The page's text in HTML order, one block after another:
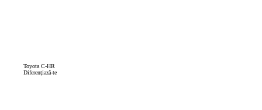
Toyota C-HR
Diferențiază-te